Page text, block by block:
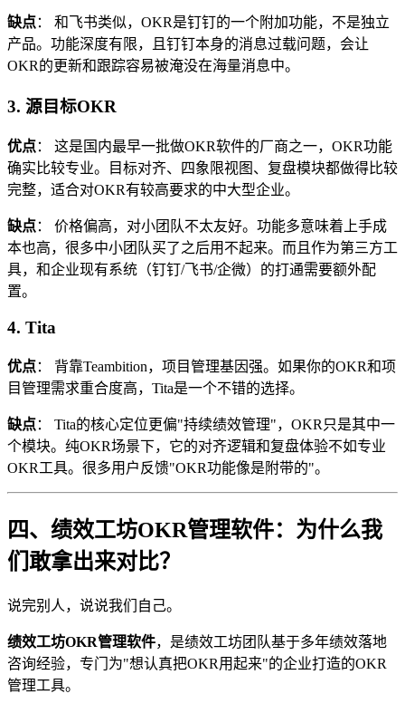
缺点： 和飞书类似，OKR是钉钉的一个附加功能，不是独立
产品。功能深度有限，且钉钉本身的消息过载问题，会让
OKR的更新和跟踪容易被淹没在海量消息中。
3. 源目标OKR
优点： 这是国内最早一批做OKR软件的厂商之一，OKR功能
确实比较专业。目标对齐、四象限视图、复盘模块都做得比较
完整，适合对OKR有较高要求的中大型企业。
缺点： 价格偏高，对小团队不太友好。功能多意味着上手成
本也高，很多中小团队买了之后用不起来。而且作为第三方工
具，和企业现有系统（钉钉/飞书/企微）的打通需要额外配
置。
4. Tita
优点： 背靠Teambition，项目管理基因强。如果你的OKR和项
目管理需求重合度高，Tita是一个不错的选择。
缺点： Tita的核心定位更偏"持续绩效管理"，OKR只是其中一
个模块。纯OKR场景下，它的对齐逻辑和复盘体验不如专业
OKR工具。很多用户反馈"OKR功能像是附带的"。
四、绩效工坊OKR管理软件：为什么我
们敢拿出来对比？
说完别人，说说我们自己。
绩效工坊OKR管理软件，是绩效工坊团队基于多年绩效落地
咨询经验，专门为"想认真把OKR用起来"的企业打造的OKR
管理工具。